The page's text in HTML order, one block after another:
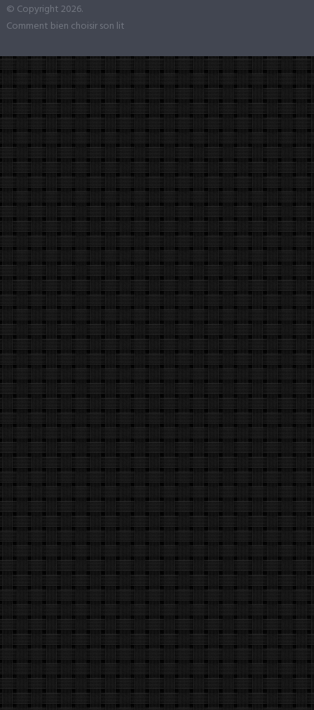
© Copyright 2026.
Comment bien choisir son lit